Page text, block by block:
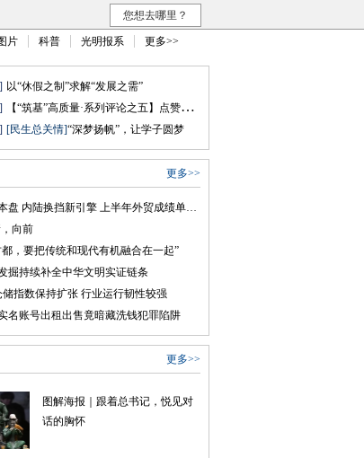
您想去哪里？
片 科普 光明报系 更多>>